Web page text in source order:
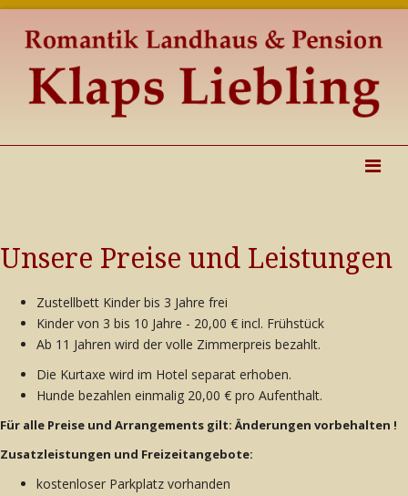
Unsere Preise und Leistungen
Zustellbett Kinder bis 3 Jahre frei
Kinder von 3 bis 10 Jahre - 20,00 € incl. Frühstück
Ab 11 Jahren wird der volle Zimmerpreis bezahlt.
Die Kurtaxe wird im Hotel separat erhoben.
Hunde bezahlen einmalig 20,00 € pro Aufenthalt.
Für alle Preise und Arrangements gilt: Änderungen vorbehalten !
Zusatzleistungen und Freizeitangebote:
kostenloser Parkplatz vorhanden